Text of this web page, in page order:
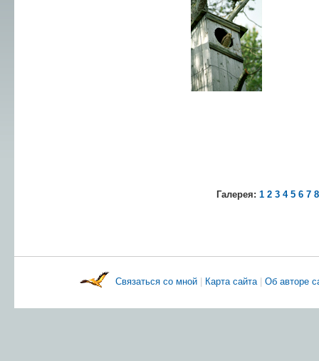
Галерея: 1 2 3 4 5 6 7 8
Связаться со мной Карта сайта |Об авторе